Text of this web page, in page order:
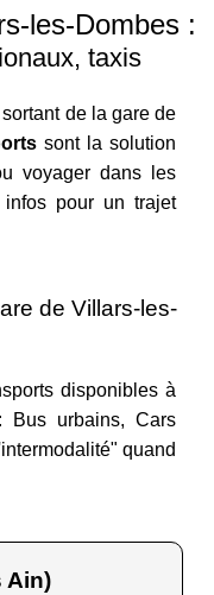
les-Dombes :
taxis
de la gare de
sont la solution
voyager dans les
infos pour un trajet
de Villars-les-
disponibles à
Bus urbains, Cars
quand
Ain)